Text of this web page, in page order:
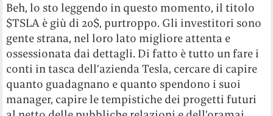
Beh, lo sto leggendo in questo momento, il titolo
$TSLA è giù di 20$, purtroppo. Gli investitori sono
gente strana, nel loro lato migliore attenta e
ossessionata dai dettagli. Di fatto è tutto un fare i
conti in tasca dell’azienda Tesla, cercare di capire
quanto guadagnano e quanto spendono i suoi
manager, capire le tempistiche dei progetti futuri